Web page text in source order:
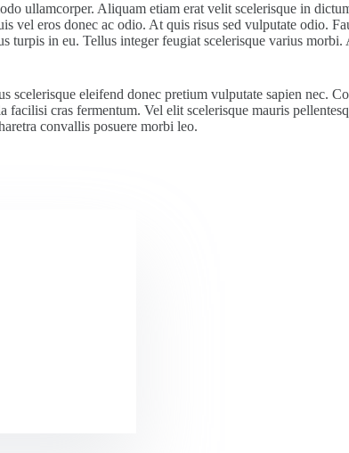
ullamcorper. Aliquam etiam erat velit scelerisque in
vel eros donec ac odio. At quis risus sed vulputate odio.
in eu. Tellus integer feugiat scelerisque varius
eleifend donec pretium vulputate sapien nec.
cras fermentum. Vel elit scelerisque mauris
convallis posuere morbi leo.